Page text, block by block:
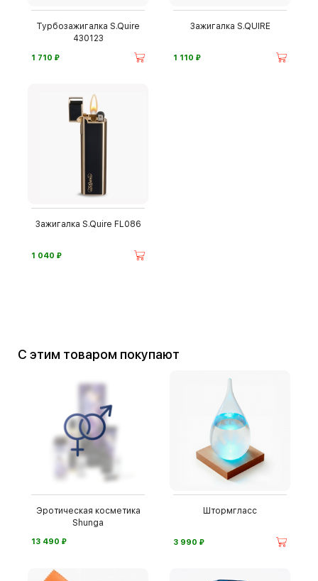
Турбозажигалка S.Quire
430123
1 710 ⃏
Зажигалка S.QUIRE
1 110 ⃏
Зажигалка S.Quire FL086
1 040 ⃏
С этим товаром покупают
Эротическая косметика
Shunga
13 490 ⃏
Штормгласс
3 990 ⃏